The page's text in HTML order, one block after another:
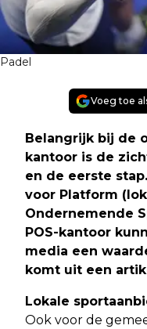
Padel
Voeg toe
Belangrijk bij de
kantoor is de
en de eerste
voor Platform
Ondernemende
POS-kantoor
media een
komt uit een
Lokale
Ook voor de